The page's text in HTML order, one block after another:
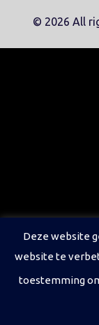
© 2026 All
Deze website
website te
toestemming